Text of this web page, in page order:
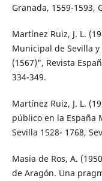
Granada, 1559-1593,
Martínez Ruiz, J. L.
Municipal de Sevilla
(1567)", Revista
334-349.
Martínez Ruiz, J. L.
público en la España
Sevilla 1528- 1768,
Masia de Ros, A.
de Aragón. Una